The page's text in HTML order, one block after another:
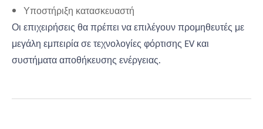
Υποστήριξη κατασκευαστή
Οι επιχειρήσεις θα πρέπει να επιλέγουν προμηθευτές με
μεγάλη εμπειρία σε τεχνολογίες φόρτισης EV και
συστήματα αποθήκευσης ενέργειας.